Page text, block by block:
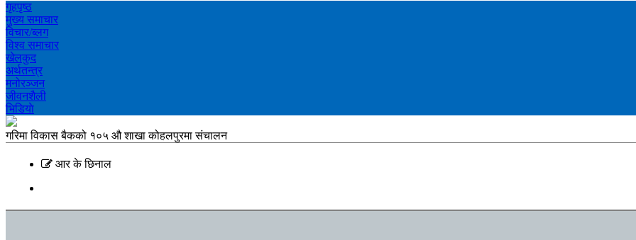
गृहपृष्ठ
मुख्य समाचार
विचार/ब्लग
विश्व समाचार
खेलकुद
अर्थतन्त्र
मनोरञ्‍जन
जीवनशैली
भिडियाे
गरिमा विकास बैकको १०५ औ शाखा कोहलपुरमा संचालन
आर के छिनाल